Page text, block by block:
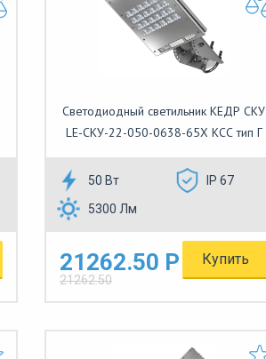
Светодиодный светильник КЕДР СКУ
LE-СКУ-22-050-0638-65Х КСС тип Г
50 Вт
IP 67
5300 Лм
21262.50 Р
21262.50
Купить